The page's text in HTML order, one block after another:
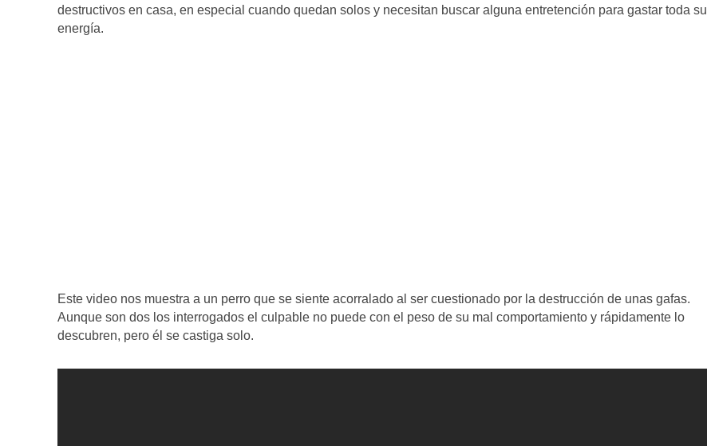
destructivos en casa, en especial cuando quedan solos y necesitan buscar alguna entretención para gastar toda su
energía.
Este video nos muestra a un perro que se siente acorralado al ser cuestionado por la destrucción de unas gafas.
Aunque son dos los interrogados el culpable no puede con el peso de su mal comportamiento y rápidamente lo
descubren, pero él se castiga solo.